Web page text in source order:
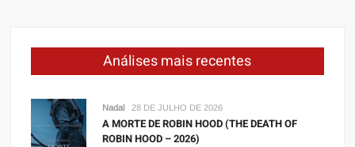
Análises mais recentes
Nadal 28 DE JULHO DE 2026
A MORTE DE ROBIN HOOD (THE DEATH OF
ROBIN HOOD – 2026)